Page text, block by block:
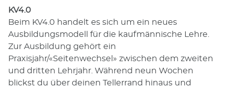
KV4.0
Beim KV4.0 handelt es sich um ein neues
Ausbildungsmodell für die kaufmännische Lehre.
Zur Ausbildung gehört ein
Praxisjahr/«Seitenwechsel» zwischen dem zweiten
und dritten Lehrjahr. Während neun Wochen
blickst du über deinen Tellerrand hinaus und